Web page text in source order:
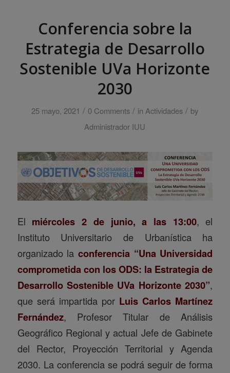
Conferencia sobre la
Estrategia de Desarrollo
Sostenible UVa Horizonte
2030
25 mayo, 2021 / 0 Comments / in Actividades / by
Administrador IUU
El miércoles 2 de junio, a las 13:00, el
Instituto Universitario de Urbanística ha
organizado la conferencia “Una Universidad
comprometida con los ODS: la Estrategia de
Desarrollo Sostenible UVa Horizonte 2030”,
que será impartida por Luis Carlos Martínez
Fernández, Profesor Titular de Análisis
Geográfico Regional y actual Jefe de Gabinete
del Rector, Proyección Territorial y Agenda
2030. La conferencia se podrá seguir de forma